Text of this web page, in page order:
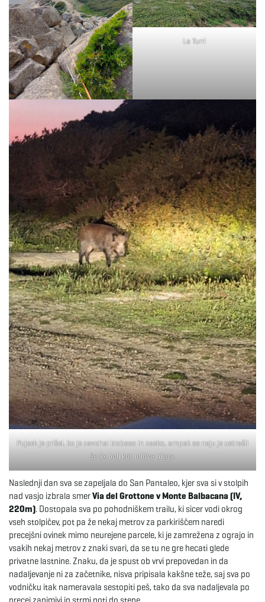
La Turri
Pujsek je prišel, ko je zavohal klobaso in zasko, ampak se naju je ustrašil
še 3x bolj kot midva njega.
Naslednji dan sva se zapeljala do San Pantaleo, kjer sva si v stolpih
nad vasjo izbrala smerVia del Grottone v Monte Balbacana (IV,
220m). Dostopala sva po pohodniškem trailu, ki sicer vodi okrog
vseh stolpičev, pot pa že nekaj metrov za parkiriščem naredi
precejšni ovinek mimo neurejene parcele, ki je zamrežena z ograjo in
vsakih nekaj metrov z znaki svari, da se tu ne gre hecati glede
privatne lastnine. Znaku, da je spust ob vrvi prepovedan in da
nadaljevanje ni za začetnike, nisva pripisala kakšne teže, saj sva po
vodničku itak nameravala sestopiti peš, tako da sva nadaljevala po